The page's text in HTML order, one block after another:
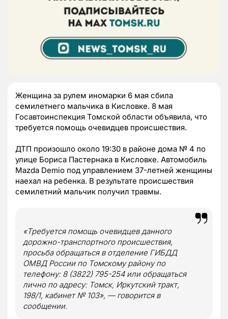
Женщина за рулем иномарки 6 мая сбила
семилетнего мальчика в Кисловке. 8 мая
Госавтоинспекция Томской области объявила, что
требуется помощь очевидцев происшествия.
ДТП произошло около 19:30 в районе дома № 4 по
улице Бориса Пастернака в Кисловке. Автомобиль
Mazda Demio под управлением 37-летней женщины
наехал на ребенка. В результате происшествия
семилетний мальчик получил травмы.
«Требуется помощь очевидцев данного
дорожно-транспортного происшествия,
просьба обращаться в отделение ГИБДД
ОМВД России по Томскому району по
телефону: 8 (3822) 795-254 или обращаться
лично по адресу: Томск, Иркутский тракт,
198/1, кабинет № 103», — говорится в
сообщении.